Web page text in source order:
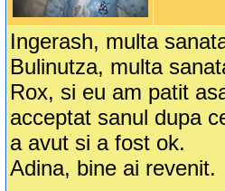
Ingerash, multa
Bulinutza, multa
Rox, si eu am patit
acceptat sanul dupa
a avut si a fost ok.
Adina, bine ai revenit.